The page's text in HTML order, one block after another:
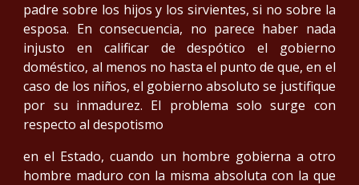
padre sobre los hijos y los sirvientes, si no sobre la
esposa. En consecuencia, no parece haber nada
injusto en calificar de despótico el gobierno
doméstico, al menos no hasta el punto de que, en el
caso de los niños, el gobierno absoluto se justifique
por su inmadurez. El problema solo surge con
respecto al despotismo
en el Estado, cuando un hombre gobierna a otro
hombre maduro con la misma absoluta con la que